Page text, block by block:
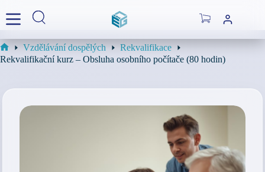
to
content
Shopping
Home
Vzdělávání dospělých
Rekvalifikace
Rekvalifikační kurz – Obsluha osobního počítače (80 hodin)